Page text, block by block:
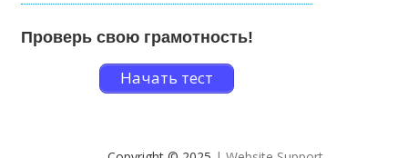
Проверь свою грамотность!
Начать тест